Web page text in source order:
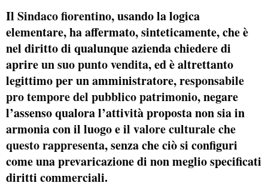
Il Sindaco fiorentino, usando la logica
elementare, ha affermato, sinteticamente, che è
nel diritto di qualunque azienda chiedere di
aprireun suo punto vendita, ed è altrettanto
legittimo per un amministratore, responsabile
pro tempore del pubblico patrimonio, negare
l’assenso qualora l’attività proposta non sia in
armonia con il luogo e il valore culturale che
questo rappresenta, senza che ciò si configuri
come una prevaricazione di non meglio specificati
diritti commerciali.